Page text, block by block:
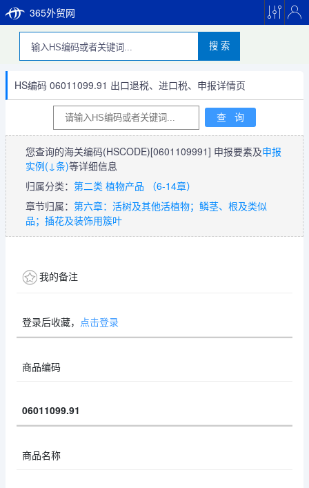
365外贸网
搜 索
HS编码 06011099.91 出口退税、进口税、申报详情页
您查询的海关编码(HSCODE)[0601109991] 申报要素及申报
实例(↓条)等详细信息
归属分类： 第二类 植物产品 （6-14章）
章节归属： 第六章：活树及其他活植物；鳞茎、根及类似
品；插花及装饰用簇叶
我的备注
登录后收藏， 点击登录
商品编码
06011099.91
商品名称